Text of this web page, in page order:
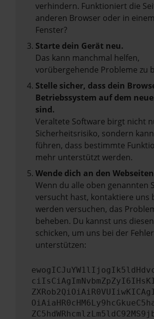
verhindern. Funktioniert die
anderen Browser oder in
Fenster?
Starte dein Gerät neu.
Das kann manchmal helfen,
vorübergehende Probleme zu
Stelle sicher, dass dein
Betriebssystem auf dem
sind.
Veraltete Software birgt nicht
Sicherheitsrisiko, sondern
führen, dass bestimmte
mehr unterstützt werden.
Wende dich an den
Wenn du alle oben genannten
versucht hast, kontaktiere uns
werden versuchen, das
beheben. Du kannst uns
schicken, um uns bei der
unterstützen: